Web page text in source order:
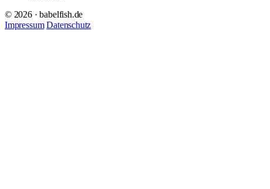
© 2026 · babelfish.de
Impressum Datenschutz